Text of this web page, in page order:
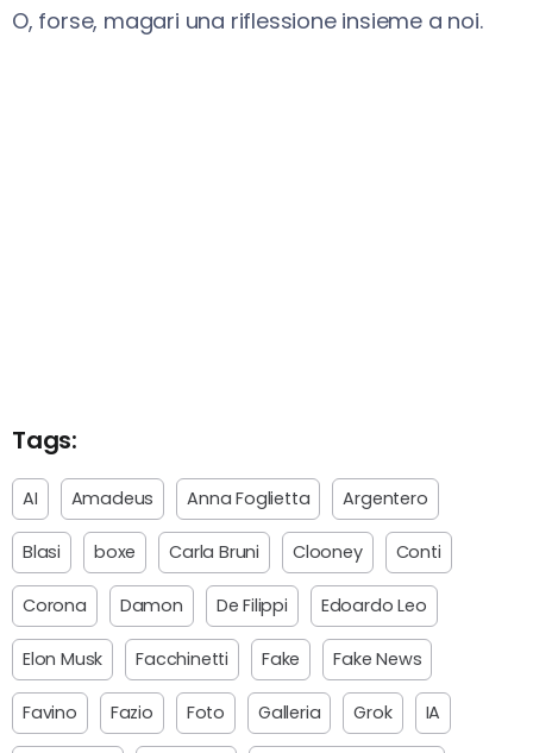
O, forse, magari una riflessione insieme a noi.
Tags:
AI Amadeus Anna Foglietta Argentero
Blasi boxe Carla Bruni Clooney Conti
Corona Damon De Filippi Edoardo Leo
Elon Musk Facchinetti Fake Fake News
Favino Fazio Foto Galleria Grok IA